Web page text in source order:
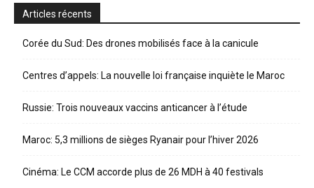
Articles récents
Corée du Sud: Des drones mobilisés face à la canicule
Centres d’appels: La nouvelle loi française inquiète le Maroc
Russie: Trois nouveaux vaccins anticancer à l’étude
Maroc: 5,3 millions de sièges Ryanair pour l’hiver 2026
Cinéma: Le CCM accorde plus de 26 MDH à 40 festivals